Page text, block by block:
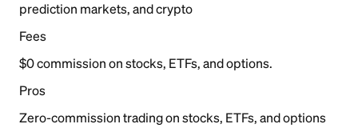
prediction markets, and crypto
Fees
$0 commission on stocks, ETFs, and options.
Pros
Zero-commission trading on stocks, ETFs, and options